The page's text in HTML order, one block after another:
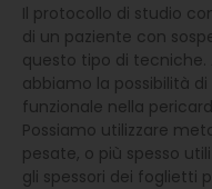
Il protocollo di studio
di un paziente con
questo tipo di
abbiamo la possibilità
funzionale nella
Possiamo utilizzare
pesate, o più spesso
gli spessori dei foglietti